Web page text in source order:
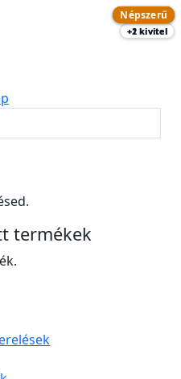
termékek
+1 kivitel
Népszerű
+2 kivitel
Népszerű
+1 kivitel
Népszerű